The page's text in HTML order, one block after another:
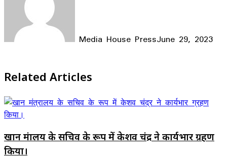
Media House PressJune 29, 2023
Related Articles
खान मंत्रालय के सचिव के रूप में केशव चंद्र ने कार्यभार ग्रहण
किया।